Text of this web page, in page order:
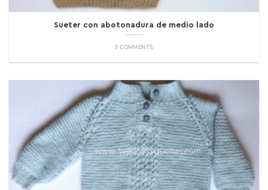
Sueter con abotonadura de medio lado
3 COMMENTS